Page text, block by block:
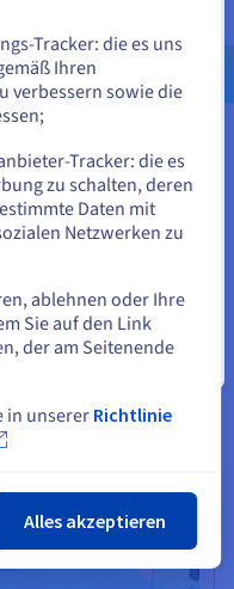
gestalten
Pulic Cloud basiert
an dessen Code mit
Ihre Dienste an…
USD - $
Schließen
Tracker: die es uns
Ihren
verbessern sowie die
Tracker: die es
zu schalten, deren
Daten mit
Netzwerken zu
ablehnen oder Ihre
Sie auf den Link
der am Seitenende
in unserer Richtlinie
Alles akzeptieren